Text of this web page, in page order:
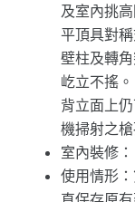
及室內挑
平頂具對
壁柱及轉
屹立不搖
背立面上
機掃射之槍
室內裝修：
使用情形